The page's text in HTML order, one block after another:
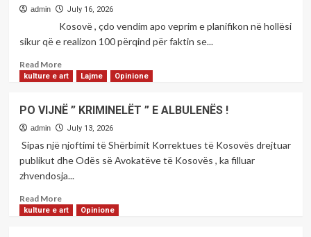
nga
;-
Rexhaj
admin July 16, 2026
Kosovë , çdo vendim apo veprim e planifikon në hollësi
sikur që e realizon 100 përqind për faktin se...
Read MoreRead
more
SHPEJTËSI
E
PABESUESHME
E
DEKRETIMIT:-
Behxhet
–
kulture e art Lajme Opinione
PO VIJNË ” KRIMINELËT ” E ALBULENËS !
admin July 13, 2026
Sipas një njoftimi të Shërbimit Korrektues të Kosovës drejtuar
publikut dhe Odës së Avokatëve të Kosovës , ka filluar
zhvendosja...
Read MoreRead
more
kulture e art Opinione